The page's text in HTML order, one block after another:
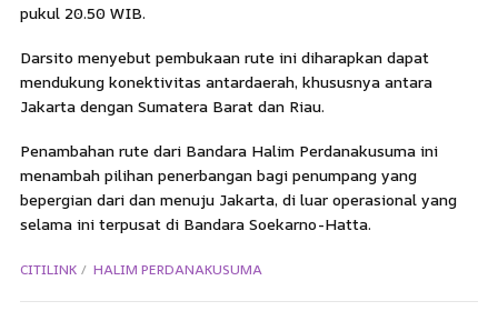
pukul 20.50 WIB.
Darsito menyebut pembukaan rute ini diharapkan dapat
mendukung konektivitas antardaerah, khususnya antara
Jakarta dengan Sumatera Barat dan Riau.
Penambahan rute dari Bandara Halim Perdanakusuma ini
menambah pilihan penerbangan bagi penumpang yang
bepergian dari dan menuju Jakarta, di luar operasional yang
selama ini terpusat di Bandara Soekarno-Hatta.
CITILINK HALIM PERDANAKUSUMA